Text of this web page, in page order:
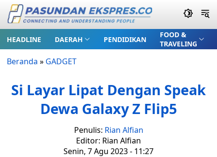
HEADLINE DAERAH PENDIDIKAN
FOOD &
TRAVELING
Beranda » GADGET
Si Layar Lipat Dengan Speak
Dewa Galaxy Z Flip5
Penulis: Rian Alfian
Editor: Rian Alfian
Senin, 7 Agu 2023 - 11:27